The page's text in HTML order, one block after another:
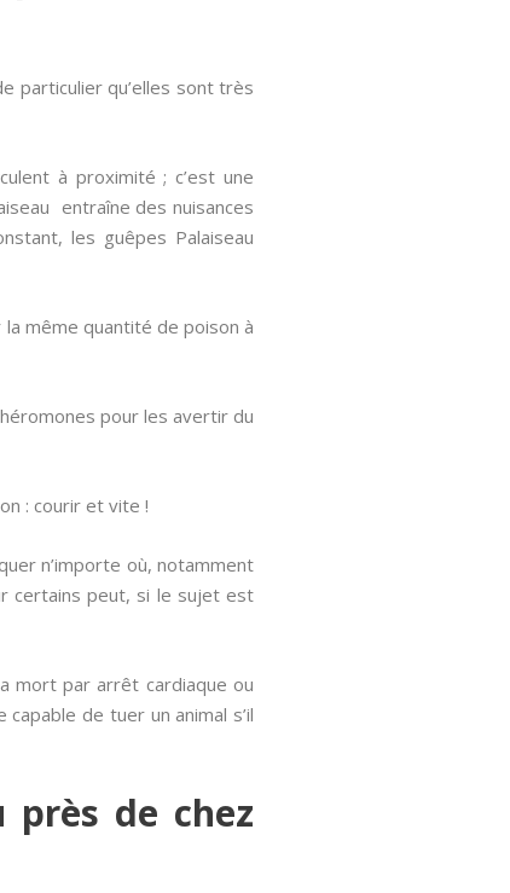
particulier qu’elles sont très
à proximité ; c’est une
entraîne des nuisances
les guêpes Palaiseau
même quantité de poison à
pour les avertir du
: courir et vite !
n’importe où, notamment
certains peut, si le sujet est
mort par arrêt cardiaque ou
de tuer un animal s’il
près de chez